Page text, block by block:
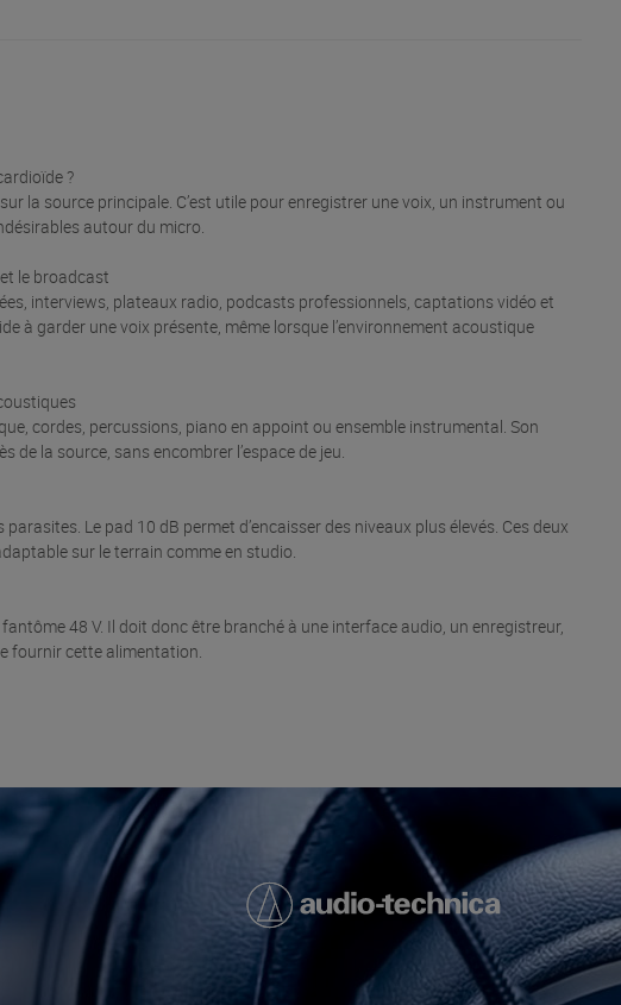
?
la source principale. C’est utile pour enregistrer une voix, un instrument ou
autour du micro.
le broadcast
interviews, plateaux radio, podcasts professionnels, captations vidéo et
à garder une voix présente, même lorsque l’environnement acoustique
cordes, percussions, piano en appoint ou ensemble instrumental. Son
de la source, sans encombrer l’espace de jeu.
Le pad 10 dB permet d’encaisser des niveaux plus élevés. Ces deux
sur le terrain comme en studio.
48 V. Il doit donc être branché à une interface audio, un enregistreur,
fournir cette alimentation.